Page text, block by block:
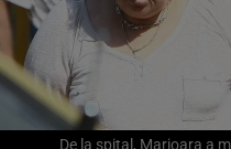
De la spital, Marioara a